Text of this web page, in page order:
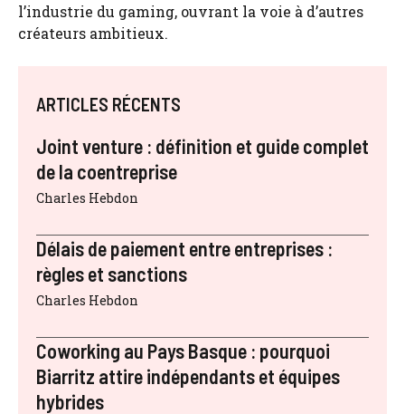
l’industrie du gaming, ouvrant la voie à d’autres
créateurs ambitieux.
ARTICLES RÉCENTS
Joint venture : définition et guide complet
de la coentreprise
Charles Hebdon
Délais de paiement entre entreprises :
règles et sanctions
Charles Hebdon
Coworking au Pays Basque : pourquoi
Biarritz attire indépendants et équipes
hybrides